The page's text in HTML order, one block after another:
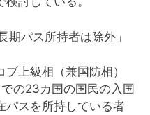
期パス所持者は除外」
上級相（兼国防相）
の23カ国の国民の入国
パスを所持している者